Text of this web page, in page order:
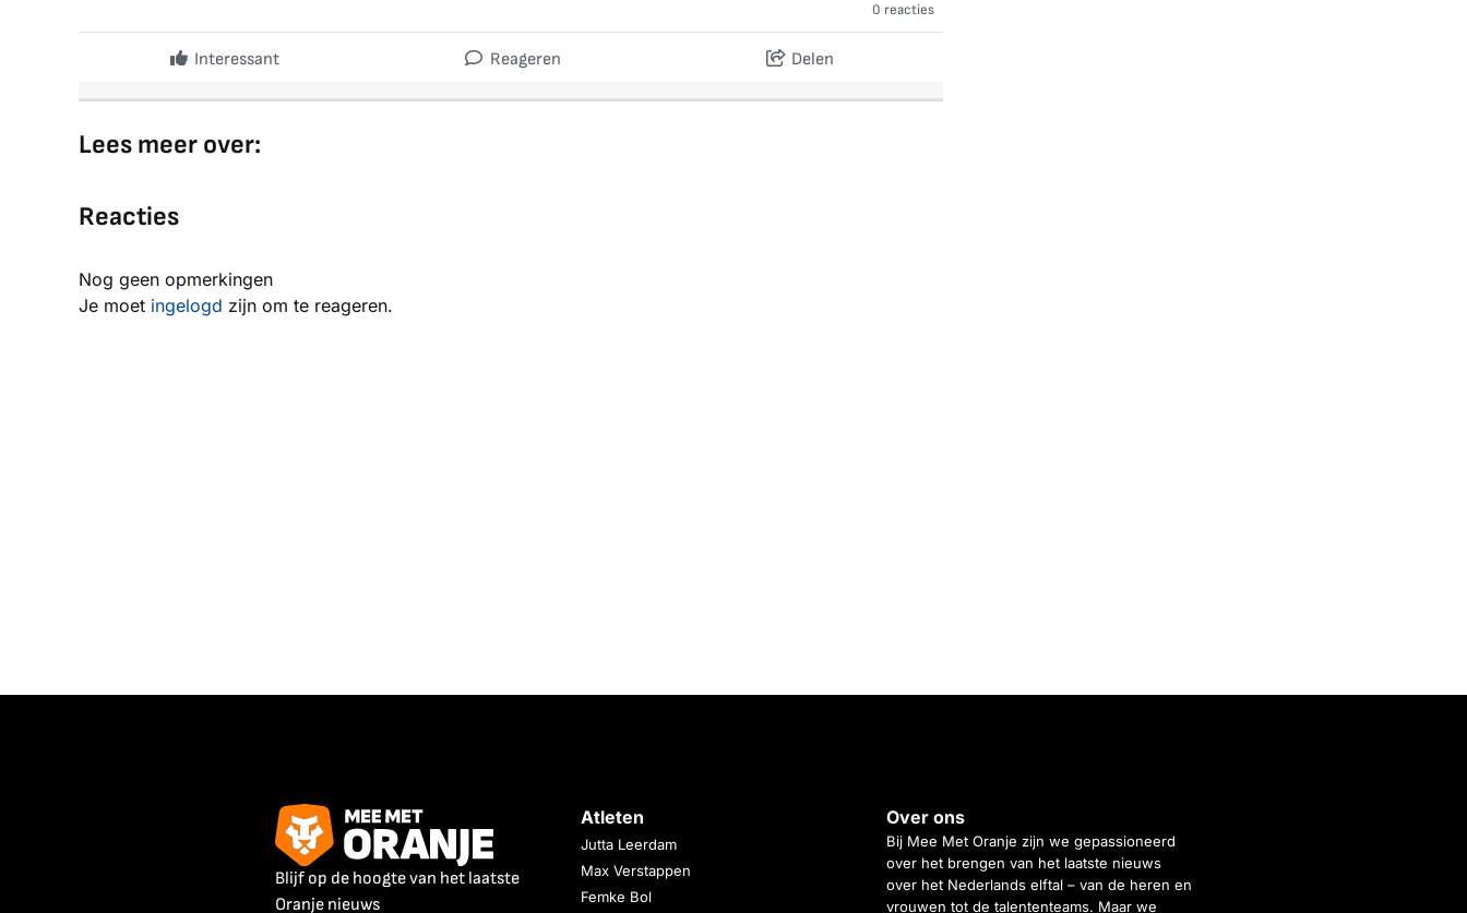
0 reacties
Interessant Reageren Delen
Lees meer over:
Reacties
Nog geen opmerkingen
Je moet ingelogd zijn om te reageren.
Blijf op de hoogte van het laatste
Oranje nieuws
Atleten
Jutta Leerdam
Max Verstappen
Femke Bol
Over ons
Bij Mee Met Oranje zijn we gepassioneerd
over het brengen van het laatste nieuws
over het Nederlands elftal – van de heren en
vrouwen tot de talententeams. Maar we